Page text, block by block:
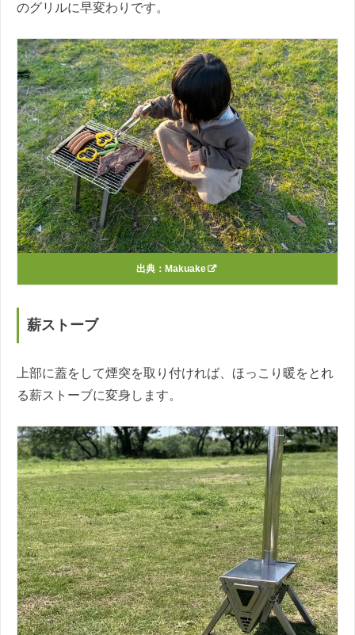
のグリルに早変わりです。
出典： Makuake
薪ストーブ
上部に蓋をして煙突を取り付ければ、ほっこり暖をとれ
る薪ストーブに変身します。